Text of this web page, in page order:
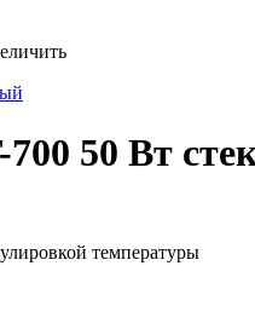
50 Вт
температуры